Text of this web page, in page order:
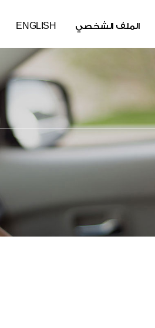
الملف الشخصي ENGLISH